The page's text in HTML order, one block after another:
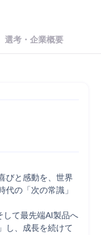
選考・企業概要
びと感動を、世界
の「次の常識」
して最先端AI製品へ
し、成長を続けて